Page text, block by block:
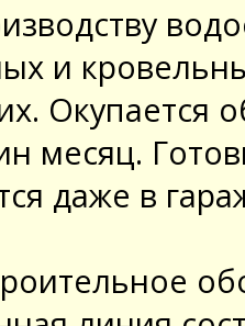
и
Окупается
месяц.
даже в